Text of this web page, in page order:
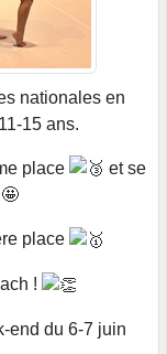
nationales en
15 ans.
place
et se
place
!
end du 6-7 juin